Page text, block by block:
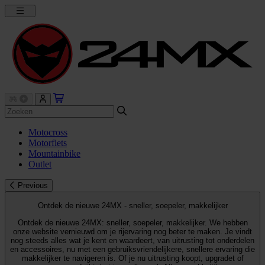
Motocross
Motorfiets
Mountainbike
Outlet
Previous
Ontdek de nieuwe 24MX - sneller, soepeler, makkelijker
Ontdek de nieuwe 24MX: sneller, soepeler, makkelijker. We hebben
onze website vernieuwd om je rijervaring nog beter te maken. Je vindt
nog steeds alles wat je kent en waardeert, van uitrusting tot onderdelen
en accessoires, nu met een gebruiksvriendelijkere, snellere ervaring die
makkelijker te navigeren is. Of je nu uitrusting koopt, upgradet of